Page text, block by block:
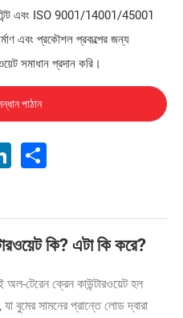
এবং ISO 9001/14001/45001
এবং প্রকৌশল প্রকল্পের জন্য
সমাধান প্রদান করি।
পাঠান
Share
কি? এটা কি করে?
ক্রেন কাউন্টারওয়েট হল
বুমের সামনের প্রান্তে লোড দ্বারা